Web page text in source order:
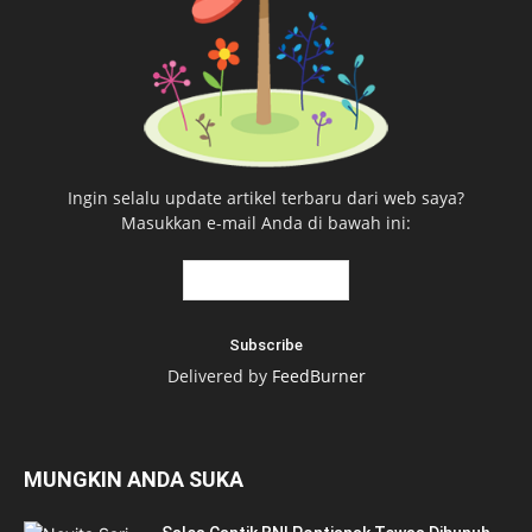
Ingin selalu update artikel terbaru dari web saya?
Masukkan e-mail Anda di bawah ini:
Delivered by FeedBurner
MUNGKIN ANDA SUKA